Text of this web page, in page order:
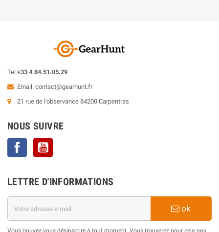
Tel:+33 4.84.51.05.29
Email: contact@gearhunt.fr
21 rue de l'observance 84200 Carpentras
NOUS SUIVRE
Facebook
LETTRE D'INFORMATIONS
ok
Vous pouvez vous désinscrire à tout moment. Vous trouverez pour cela nos